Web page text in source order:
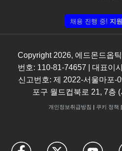
채용 진행 중! 지
Copyright 2026, 에드몬드옵
번호: 110-81-74657 | 대표이
신고번호: 제 2022-서울마포-
포구 월드컵북로 21, 7층
개인정보취급방침 | 쿠키 정책 |